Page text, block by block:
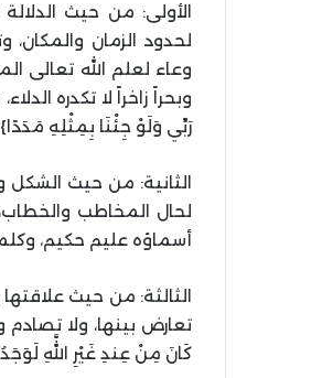
الأولى: من حيث الدلالة
لحدود الزمان
وعاء لعلم الله تعالى
وبحراً زاخراً لا تكدره
رَبِّي وَلَوْ جِئْنَا بِمِثْلِهِ مَدَدًا}
الثانية: من حيث الشكل
لحال المخاطب
أسماؤه عليم حكيم،
الثالثة: من حيث
تعارض بينها، ولا
كَانَ مِنْ عِندِ غَيْرِ اللَّهِ لَوَجَدُوا